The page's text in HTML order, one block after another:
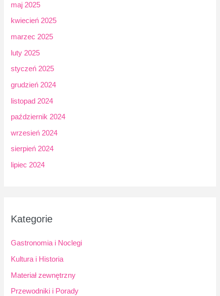
maj 2025
kwiecień 2025
marzec 2025
luty 2025
styczeń 2025
grudzień 2024
listopad 2024
październik 2024
wrzesień 2024
sierpień 2024
lipiec 2024
Kategorie
Gastronomia i Noclegi
Kultura i Historia
Materiał zewnętrzny
Przewodniki i Porady